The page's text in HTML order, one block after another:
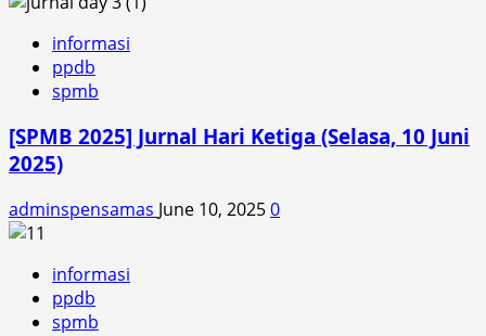
informasi
ppdb
spmb
[SPMB 2025] Jurnal Hari Ketiga (Selasa, 10 Juni
2025)
adminspensamas June 10, 20250
informasi
ppdb
spmb